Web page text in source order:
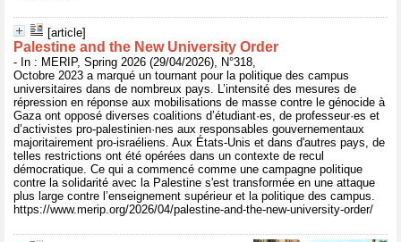
[article]
Palestine and the New University Order
- In : MERIP, Spring 2026 (29/04/2026), N°318,
Octobre 2023 a marqué un tournant pour la politique des campus
universitaires dans de nombreux pays. L’intensité des mesures de
répression en réponse aux mobilisations de masse contre le génocide à
Gaza ont opposé diverses coalitions d’étudiant·es, de professeur·es et
d’activistes pro-palestinien·nes aux responsables gouvernementaux
majoritairement pro-israéliens. Aux États-Unis et dans d'autres pays, de
telles restrictions ont été opérées dans un contexte de recul
démocratique. Ce qui a commencé comme une campagne politique
contre la solidarité avec la Palestine s'est transformée en une attaque
plus large contre l’enseignement supérieur et la politique des campus.
https://www.merip.org/2026/04/palestine-and-the-new-university-order/